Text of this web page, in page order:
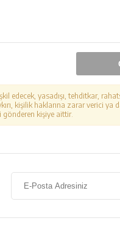
edecek, yasadışı, tehditkar,
kişilik haklarına zarar verici
kişiye aittir.